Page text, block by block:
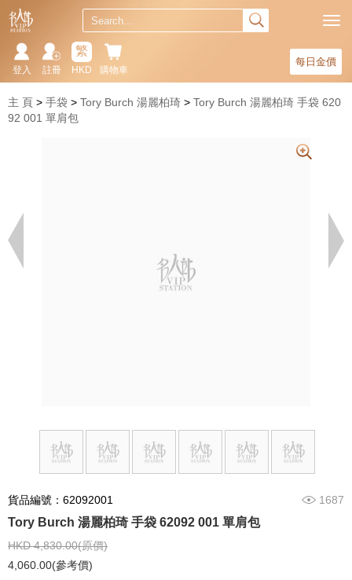
每日金價
購物車
繁
HKD
註冊
登入
主 頁 手袋 Tory Burch 湯麗柏琦
Tory Burch 湯麗柏琦 手袋 620
92 001 單肩包
貨品編號：62092001 1687
Tory Burch 湯麗柏琦 手袋 62092 001 單肩包
HKD 4,830.00(原價)
4,060.00(參考價)